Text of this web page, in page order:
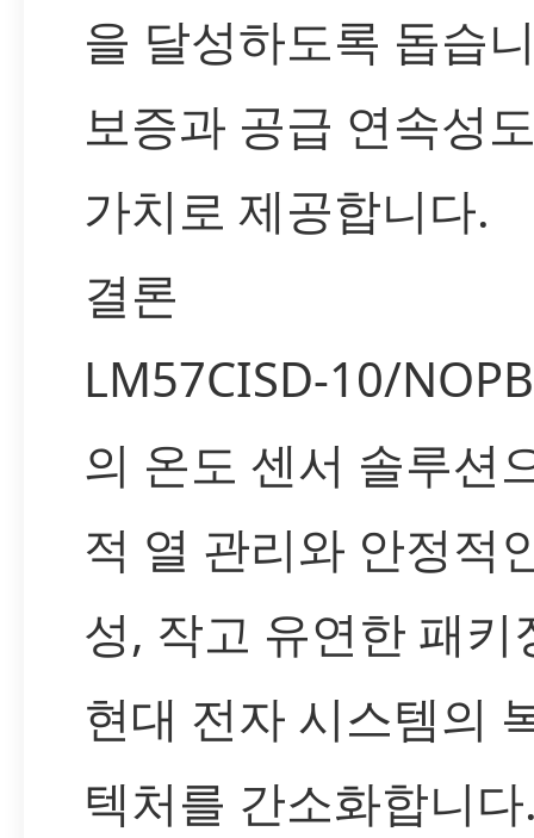
을 달성하도록 돕습
보증과 공급 연속성
가치로 제공합니다.
결론
LM57CISD-10/
의 온도 센서 솔루션
적 열 관리와 안정적
성, 작고 유연한 패키
현대 전자 시스템의
텍처를 간소화합니